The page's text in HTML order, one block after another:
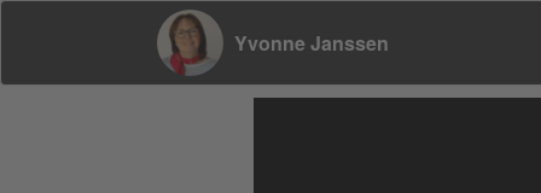
Yvonne Janssen